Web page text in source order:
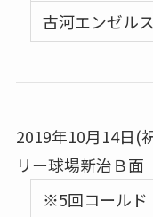
古河エンゼル
2019年10月14日(
リー球場新治Ｂ面
※5回コールド